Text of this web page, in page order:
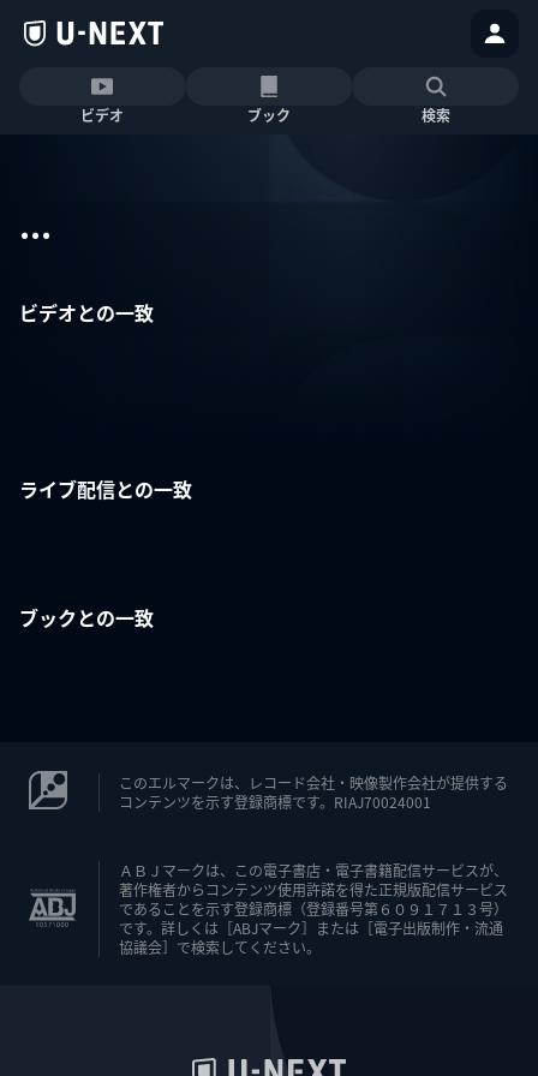
ビデオ ブック 検索
...
ビデオとの一致
ライブ配信との一致
ブックとの一致
このエルマークは、レコード会社・映像製作会社が提供する
コンテンツを示す登録商標です。RIAJ70024001
ＡＢＪマークは、この電子書店・電子書籍配信サービスが、
著作権者からコンテンツ使用許諾を得た正規版配信サービス
であることを示す登録商標（登録番号第６０９１７１３号）
です。詳しくは［ABJマーク］または［電子出版制作・流通
協議会］で検索してください。